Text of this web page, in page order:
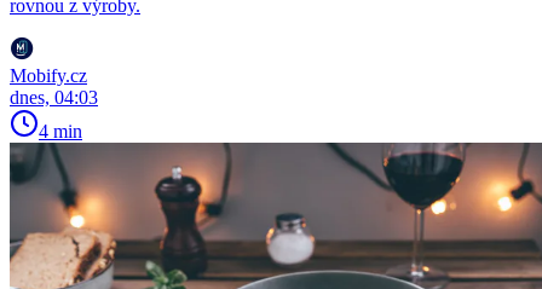
rovnou z výroby.
Mobify.cz
dnes, 04:03
4 min